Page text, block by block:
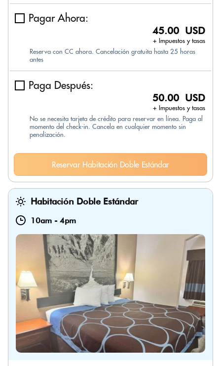
Pagar Ahora:
45.00 USD
+ Impuestos y tasas
Reserva con CC ahora. Cancelación gratuita hasta 25 horas
antes
Paga Después:
50.00 USD
+ Impuestos y tasas
No se necesita tarjeta de crédito para reservar en línea. Paga al
momento del check-in. Cancela en cualquier momento sin
penalización.
Reservar Habitación Doble Estándar
Habitación Doble Estándar
10am - 4pm